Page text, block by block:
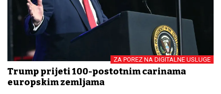
ZA POREZ NA DIGITALNE USLUGE
Trump prijeti 100-postotnim carinama
europskim zemljama